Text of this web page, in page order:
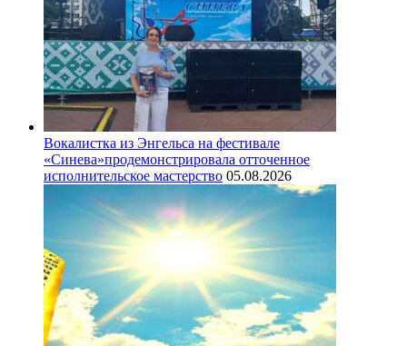
Вокалистка из Энгельса на фестивале
«Синева»продемонстрировала отточенное
исполнительское мастерство 05.08.2026